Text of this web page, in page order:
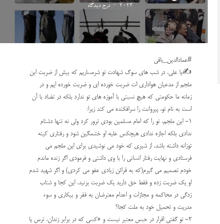
2023
درج دیدگاه
#عمادالدین_باقی
✍️یا علی، در شب های سوگ شهادت تو شرمساریم‌ که بیش از ضربت ابن
ملجم از مدعیان هواداری ات ضربت خورده ای و ضربت خورده ایم و در
زمانه ما حکومتی که هیچ نسبتی با آموزه های تو ندارد بلکه در تضاد با آن
است به نام تو، پیروانت را سرافکنده می کند زیرا:
۱- ابن ملجم، تو را که امام مسلمین بودی ترور کرد ولی نه تنها دشنام
ندادی بلکه اجازه ندادی هیچکس علیه او خشمگین شود و رفتاری کینه
توزانه داشته باشد. از شیری که خود می نوشیدی برای این ملجم می
فرستادی و نهایت رفتار انسانی را با وی داشتی و فرمودی اگر زنده ماندم
خودم تصمیم می گیرم(که به قرائن زیادی عفو می کردی) و اگر شهید شدم
او یک ضربت زده و فقط حق دارید یک ضربت بزنید. این‌ کجا و شتاب
زدگی در محاکمه و مجازات و اعدام معترضان به فقر و بیکاری و سوء
مدریت و تحمیل خود به ملت کجا؟
۲- تو‌ گفتی اقرار در حبس معتبر نیست و «کسى‌ که‌ در برابر زندان‌، ترس‌ یا